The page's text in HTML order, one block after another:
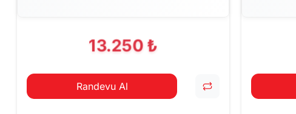
13.250 ₺
Randevu Al